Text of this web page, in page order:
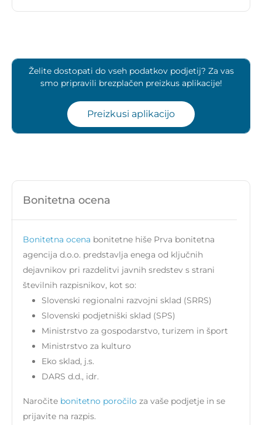
Želite dostopati do vseh podatkov podjetij? Za vas
smo pripravili brezplačen preizkus aplikacije!
Preizkusi aplikacijo
Bonitetna ocena
Bonitetna ocena bonitetne hiše Prva bonitetna
agencija d.o.o. predstavlja enega od ključnih
dejavnikov pri razdelitvi javnih sredstev s strani
številnih razpisnikov, kot so:
Slovenski regionalni razvojni sklad (SRRS)
Slovenski podjetniški sklad (SPS)
Ministrstvo za gospodarstvo, turizem in šport
Ministrstvo za kulturo
Eko sklad, j.s.
DARS d.d., idr.
Naročite bonitetno poročilo za vaše podjetje in se
prijavite na razpis.